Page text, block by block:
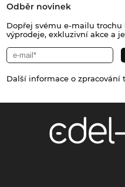
Odběr novinek
Dopřej svému e-mailu
výprodeje, exkluzivní akce a
Další informace o